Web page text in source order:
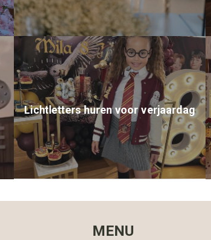
Lichtletters huren voor verjaardag
MENU